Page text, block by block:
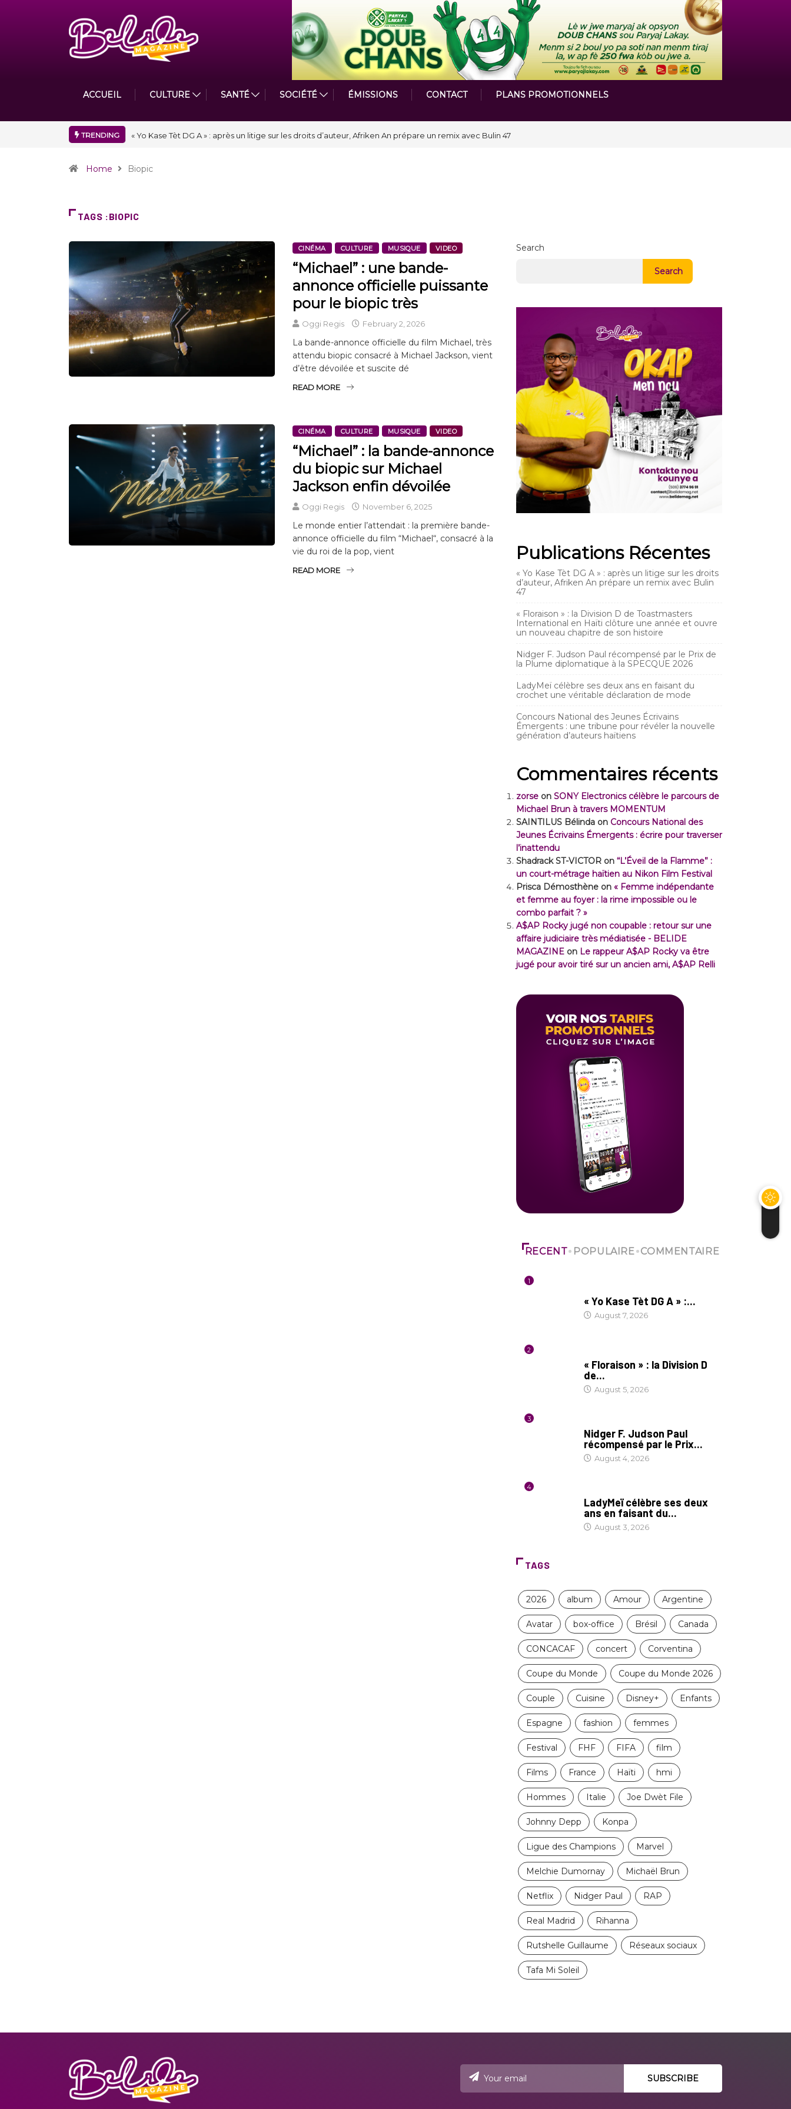
ACCUEIL CULTURE SANTÉ SOCIÉTÉ ÉMISSIONS CONTACT PLANS PROMOTIONNELS
TRENDING
An prépare un remix avec Bulin 47« Floraison » : la Division D de Toastmasters International en Haïti clôture une année et ouvre un
Home Biopic
TAGS :BIOPIC
CINÉMA CULTURE MUSIQUE VIDEO
“Michael” : une bande-
annonce officielle puissante
pour le biopic très
Oggi Regis February 2, 2026
La bande-annonce officielle du film Michael, très
attendu biopic consacré à Michael Jackson, vient
d’être dévoilée et suscite dé
READ MORE
CINÉMA CULTURE MUSIQUE VIDEO
“Michael” : la bande-annonce
du biopic sur Michael
Jackson enfin dévoilée
Oggi Regis November 6, 2025
Le monde entier l’attendait : la première bande-
annonce officielle du film “Michael“, consacré à la
vie du roi de la pop, vient
READ MORE
Search
Search
Publications Récentes
« Yo Kase Tèt DG A » : après un litige sur les droits
d’auteur, Afriken An prépare un remix avec Bulin
47
« Floraison » : la Division D de Toastmasters
International en Haïti clôture une année et ouvre
un nouveau chapitre de son histoire
Nidger F. Judson Paul récompensé par le Prix de
la Plume diplomatique à la SPECQUE 2026
LadyMeï célèbre ses deux ans en faisant du
crochet une véritable déclaration de mode
Concours National des Jeunes Écrivains
Émergents : une tribune pour révéler la nouvelle
génération d’auteurs haïtiens
Commentaires récents
zorse on SONY Electronics célèbre le parcours de
Michael Brun à travers MOMENTUM
SAINTILUS Bélinda on Concours National des
Jeunes Écrivains Émergents : écrire pour traverser
l’inattendu
Shadrack ST-VICTOR on “L’Éveil de la Flamme” :
un court-métrage haïtien au Nikon Film Festival
Prisca Démosthène on « Femme indépendante
et femme au foyer : la rime impossible ou le
combo parfait ? »
A$AP Rocky jugé non coupable : retour sur une
affaire judiciaire très médiatisée - BELIDE
MAGAZINE on Le rappeur A$AP Rocky va être
jugé pour avoir tiré sur un ancien ami, A$AP Relli
RECENT POPULAIRE COMMENTAIRE
1
« Yo Kase Tèt DG A » :...
August 7, 2026
2
« Floraison » : la Division D
de...
August 5, 2026
3
Nidger F. Judson Paul
récompensé par le Prix...
August 4, 2026
4
LadyMeï célèbre ses deux
ans en faisant du...
August 3, 2026
TAGS
2026 album Amour Argentine
Avatar box-office Brésil Canada
CONCACAF concert Corventina
Coupe du Monde Coupe du Monde 2026
Couple Cuisine Disney+ Enfants
Espagne fashion femmes
Festival FHF FIFA film
Films France Haïti hmi
Hommes Italie Joe Dwèt File
Johnny Depp Konpa
Ligue des Champions Marvel
Melchie Dumornay Michaël Brun
Netflix Nidger Paul RAP
Real Madrid Rihanna
Rutshelle Guillaume Réseaux sociaux
Tafa Mi Soleil